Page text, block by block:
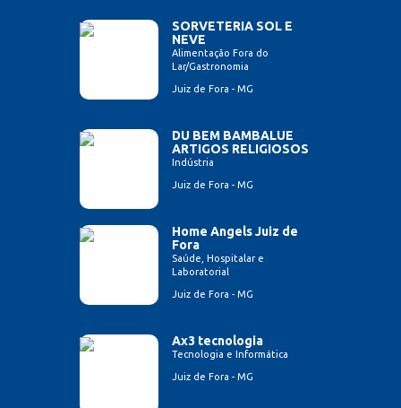
SORVETERIA SOL E
NEVE
Alimentação Fora do
Lar/Gastronomia
Juiz de Fora - MG
DU BEM BAMBALUE
ARTIGOS RELIGIOSOS
Indústria
Juiz de Fora - MG
Home Angels Juiz de
Fora
Saúde, Hospitalar e
Laboratorial
Juiz de Fora - MG
Ax3 tecnologia
Tecnologia e Informática
Juiz de Fora - MG